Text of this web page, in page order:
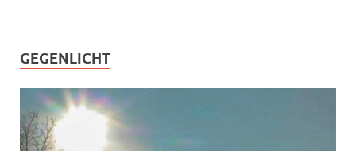
GEGENLICHT